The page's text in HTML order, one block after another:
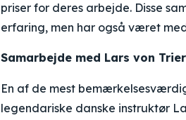
priser for deres arbejde. Disse
erfaring, men har også været
Samarbejde med Lars von Trier
En af de mest
legendariske danske instruktør